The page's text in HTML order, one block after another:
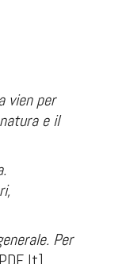
vien per
e il
Per
It]